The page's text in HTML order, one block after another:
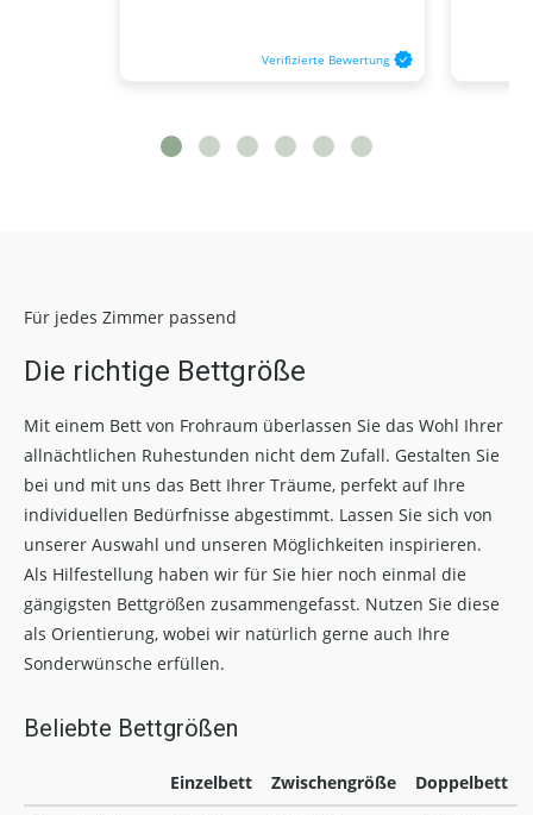
Verifizierte Bewertung
Für jedes Zimmer passend
Die richtige Bettgröße
Mit einem Bett von Frohraum überlassen Sie das Wohl Ihrer
allnächtlichen Ruhestunden nicht dem Zufall. Gestalten Sie
bei und mit uns das Bett Ihrer Träume, perfekt auf Ihre
individuellen Bedürfnisse abgestimmt. Lassen Sie sich von
unserer Auswahl und unseren Möglichkeiten inspirieren.
Als Hilfestellung haben wir für Sie hier noch einmal die
gängigsten Bettgrößen zusammengefasst. Nutzen Sie diese
als Orientierung, wobei wir natürlich gerne auch Ihre
Sonderwünsche erfüllen.
Beliebte Bettgrößen
Einzelbett Zwischengröße
Doppelbett